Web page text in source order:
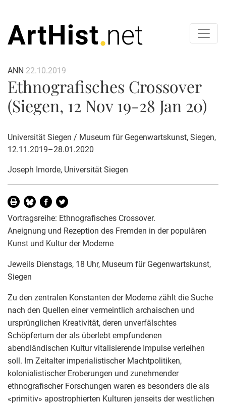
ANN 22.10.2019
Ethnografisches Crossover
(Siegen, 12 Nov 19-28 Jan 20)
Universität Siegen / Museum für Gegenwartskunst, Siegen,
12.11.2019–28.01.2020
Joseph Imorde, Universität Siegen
Vortragsreihe: Ethnografisches Crossover.
Aneignung und Rezeption des Fremden in der populären
Kunst und Kultur der Moderne
Jeweils Dienstags, 18 Uhr, Museum für Gegenwartskunst,
Siegen
Zu den zentralen Konstanten der Moderne zählt die Suche
nach den Quellen einer vermeintlich archaischen und
ursprünglichen Kreativität, deren unverfälschtes
Schöpfertum der als überlebt empfundenen
abendländischen Kultur vitalisierende Impulse verleihen
soll. Im Zeitalter imperialistischer Machtpolitiken,
kolonialistischer Eroberungen und zunehmender
ethnografischer Forschungen waren es besonders die als
«primitiv» apostrophierten Kulturen jenseits der westlichen